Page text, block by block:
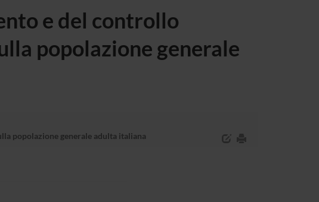
e del controllo
popolazione generale
popolazione generale adulta italiana